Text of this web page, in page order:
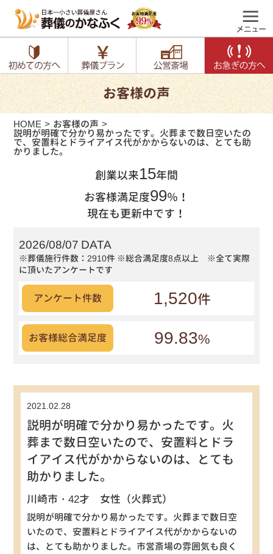
お客様の声
HOME お客様の声
説明が明確で分かり易かったです。火葬まで数日空いたの
で、安置料とドライアイス代がかからないのは、とても助
かりました。
創業以来15年間
お客様満足度99％！
現在も更新中です！
2026/08/07 DATA
※葬儀施行件数：2910件 ※総合満足度8点以上 ※全て実際
に頂いたアンケートです
アンケート件数 1,520件
お客様総合満足度 99.83%
2021.02.28
説明が明確で分かり易かったです。火
葬まで数日空いたので、安置料とドラ
イアイス代がかからないのは、とても
助かりました。
川崎市・42才 女性（火葬式）
説明が明確で分かり易かったです。火葬まで数日空
いたので、安置料とドライアイス代がかからないの
は、とても助かりました。市営斎場の雰囲気も良く